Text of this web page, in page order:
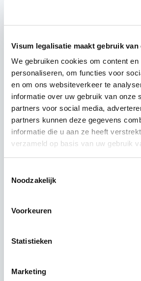
Visum legalisatie maakt gebruik van
We gebruiken cookies om content
personaliseren, om functies voor
en om ons websiteverkeer te
informatie over uw gebruik van onze
partners voor social media,
partners kunnen deze gegevens
informatie die u aan ze heeft
verzameld op basis van uw gebruik
Noodzakelijk
Voorkeuren
Statistieken
Marketing
documenten zoals kopie van
ontvangen hebben, zullen wij
indienen.
Na goedkeuring ontvangt je